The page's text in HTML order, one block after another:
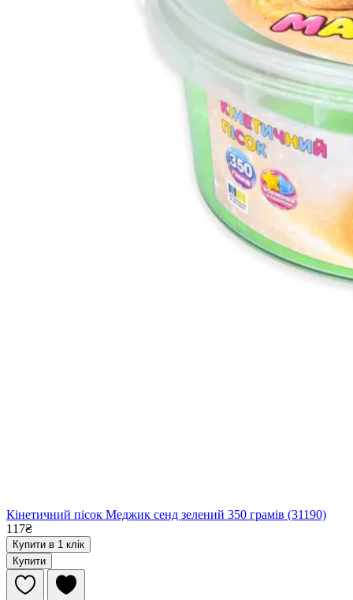
Кінетичний пісок Меджик сенд зелений 350 грамів (31190)
117₴
Купити в 1 клік
Купити